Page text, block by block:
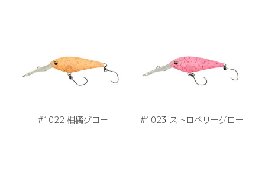
#1022 柑橘グロー #1023 ストロベリーグロー